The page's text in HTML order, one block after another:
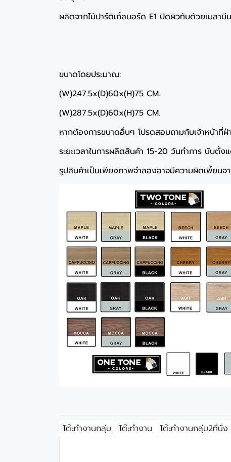
ผลิตจากไม้ปาร์ติเกิ้ลบอร์ด E1 ปิดผิวทับด้วยเมลา
ขนาดโดยประมาณ:
(W)247.5x(D)60x(H)75 CM.
(W)287.5x(D)60x(H)75 CM.
หากต้องการขนาดอื่นๆ โปรดสอบถามกับเจ้าหน้าที่ฝ่
ระยะเวลาในการผลิตสินค้า 15-20 วันทำการ นับตั้ง
รูปสินค้าเป็นเพียงภาพจำลองอาจมีความผิดเพี้ยนจ
โต๊ะทำงานกลุ่ม โต๊ะทำงาน โต๊ะทำงานกลุ่ม2ที่นั่ง